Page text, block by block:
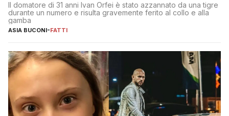
Il domatore di 31 anni Ivan Orfei è stato azzannato da una tigre
durante un numero e risulta gravemente ferito al collo e alla
gamba
ASIA BUCONI-FATTI